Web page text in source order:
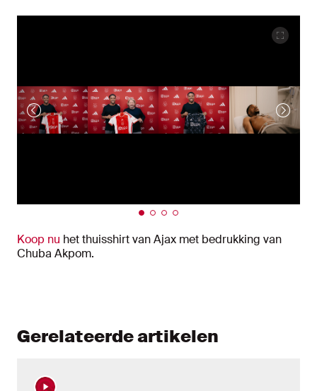
Koop nu het thuisshirt van Ajax met bedrukking van
Chuba Akpom.
Gerelateerde artikelen